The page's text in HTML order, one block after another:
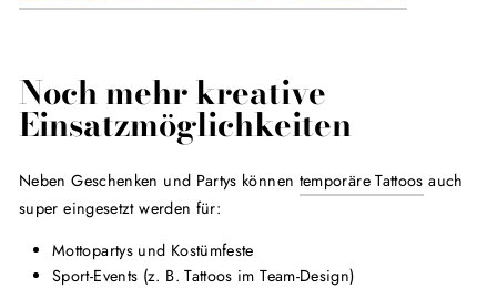
Noch mehr kreative
Einsatzmöglichkeiten
Neben Geschenken und Partys können temporäre Tattoos auch
super eingesetzt werden für:
Mottopartys und Kostümfeste
Sport-Events (z. B. Tattoos im Team-Design)